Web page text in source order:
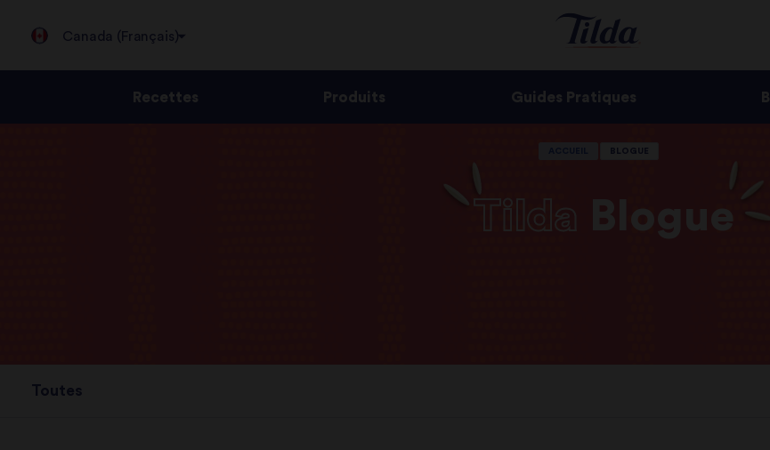
Canada (Français)
Recettes Produits Guides Pratiques
BLOGUE
Toutes